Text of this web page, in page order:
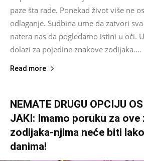
paze šta rade. Ponekad život više ne
odlaganje. Sudbina ume da zatvori
natera nas da pogledamo istini u oči.
dolazi za pojedine znakove zodijaka....
Read more
NEMATE DRUGU OPCIJU
JAKI: Imamo poruku za ove
zodijaka-njima neće biti
danima!